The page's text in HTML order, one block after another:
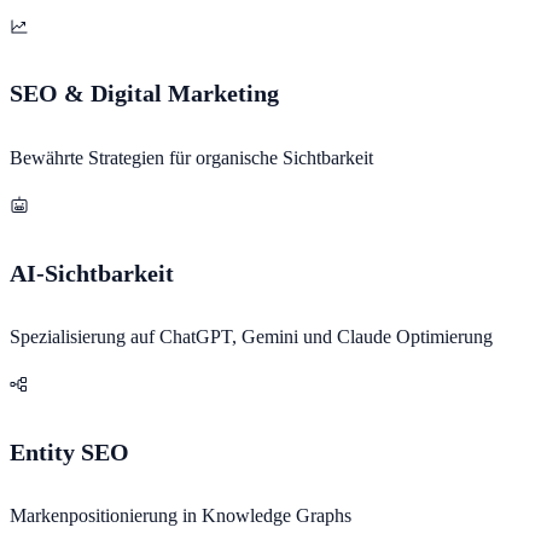
SEO & Digital Marketing
Bewährte Strategien für organische Sichtbarkeit
AI-Sichtbarkeit
Spezialisierung auf ChatGPT, Gemini und Claude Optimierung
Entity SEO
Markenpositionierung in Knowledge Graphs